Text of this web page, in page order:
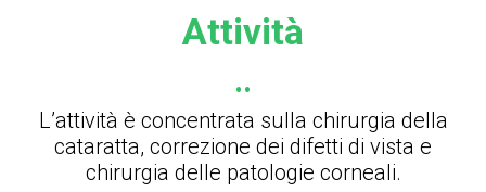
Attività
L’attività è concentrata sulla chirurgia della
cataratta, correzione dei difetti di vista e
chirurgia delle patologie corneali.